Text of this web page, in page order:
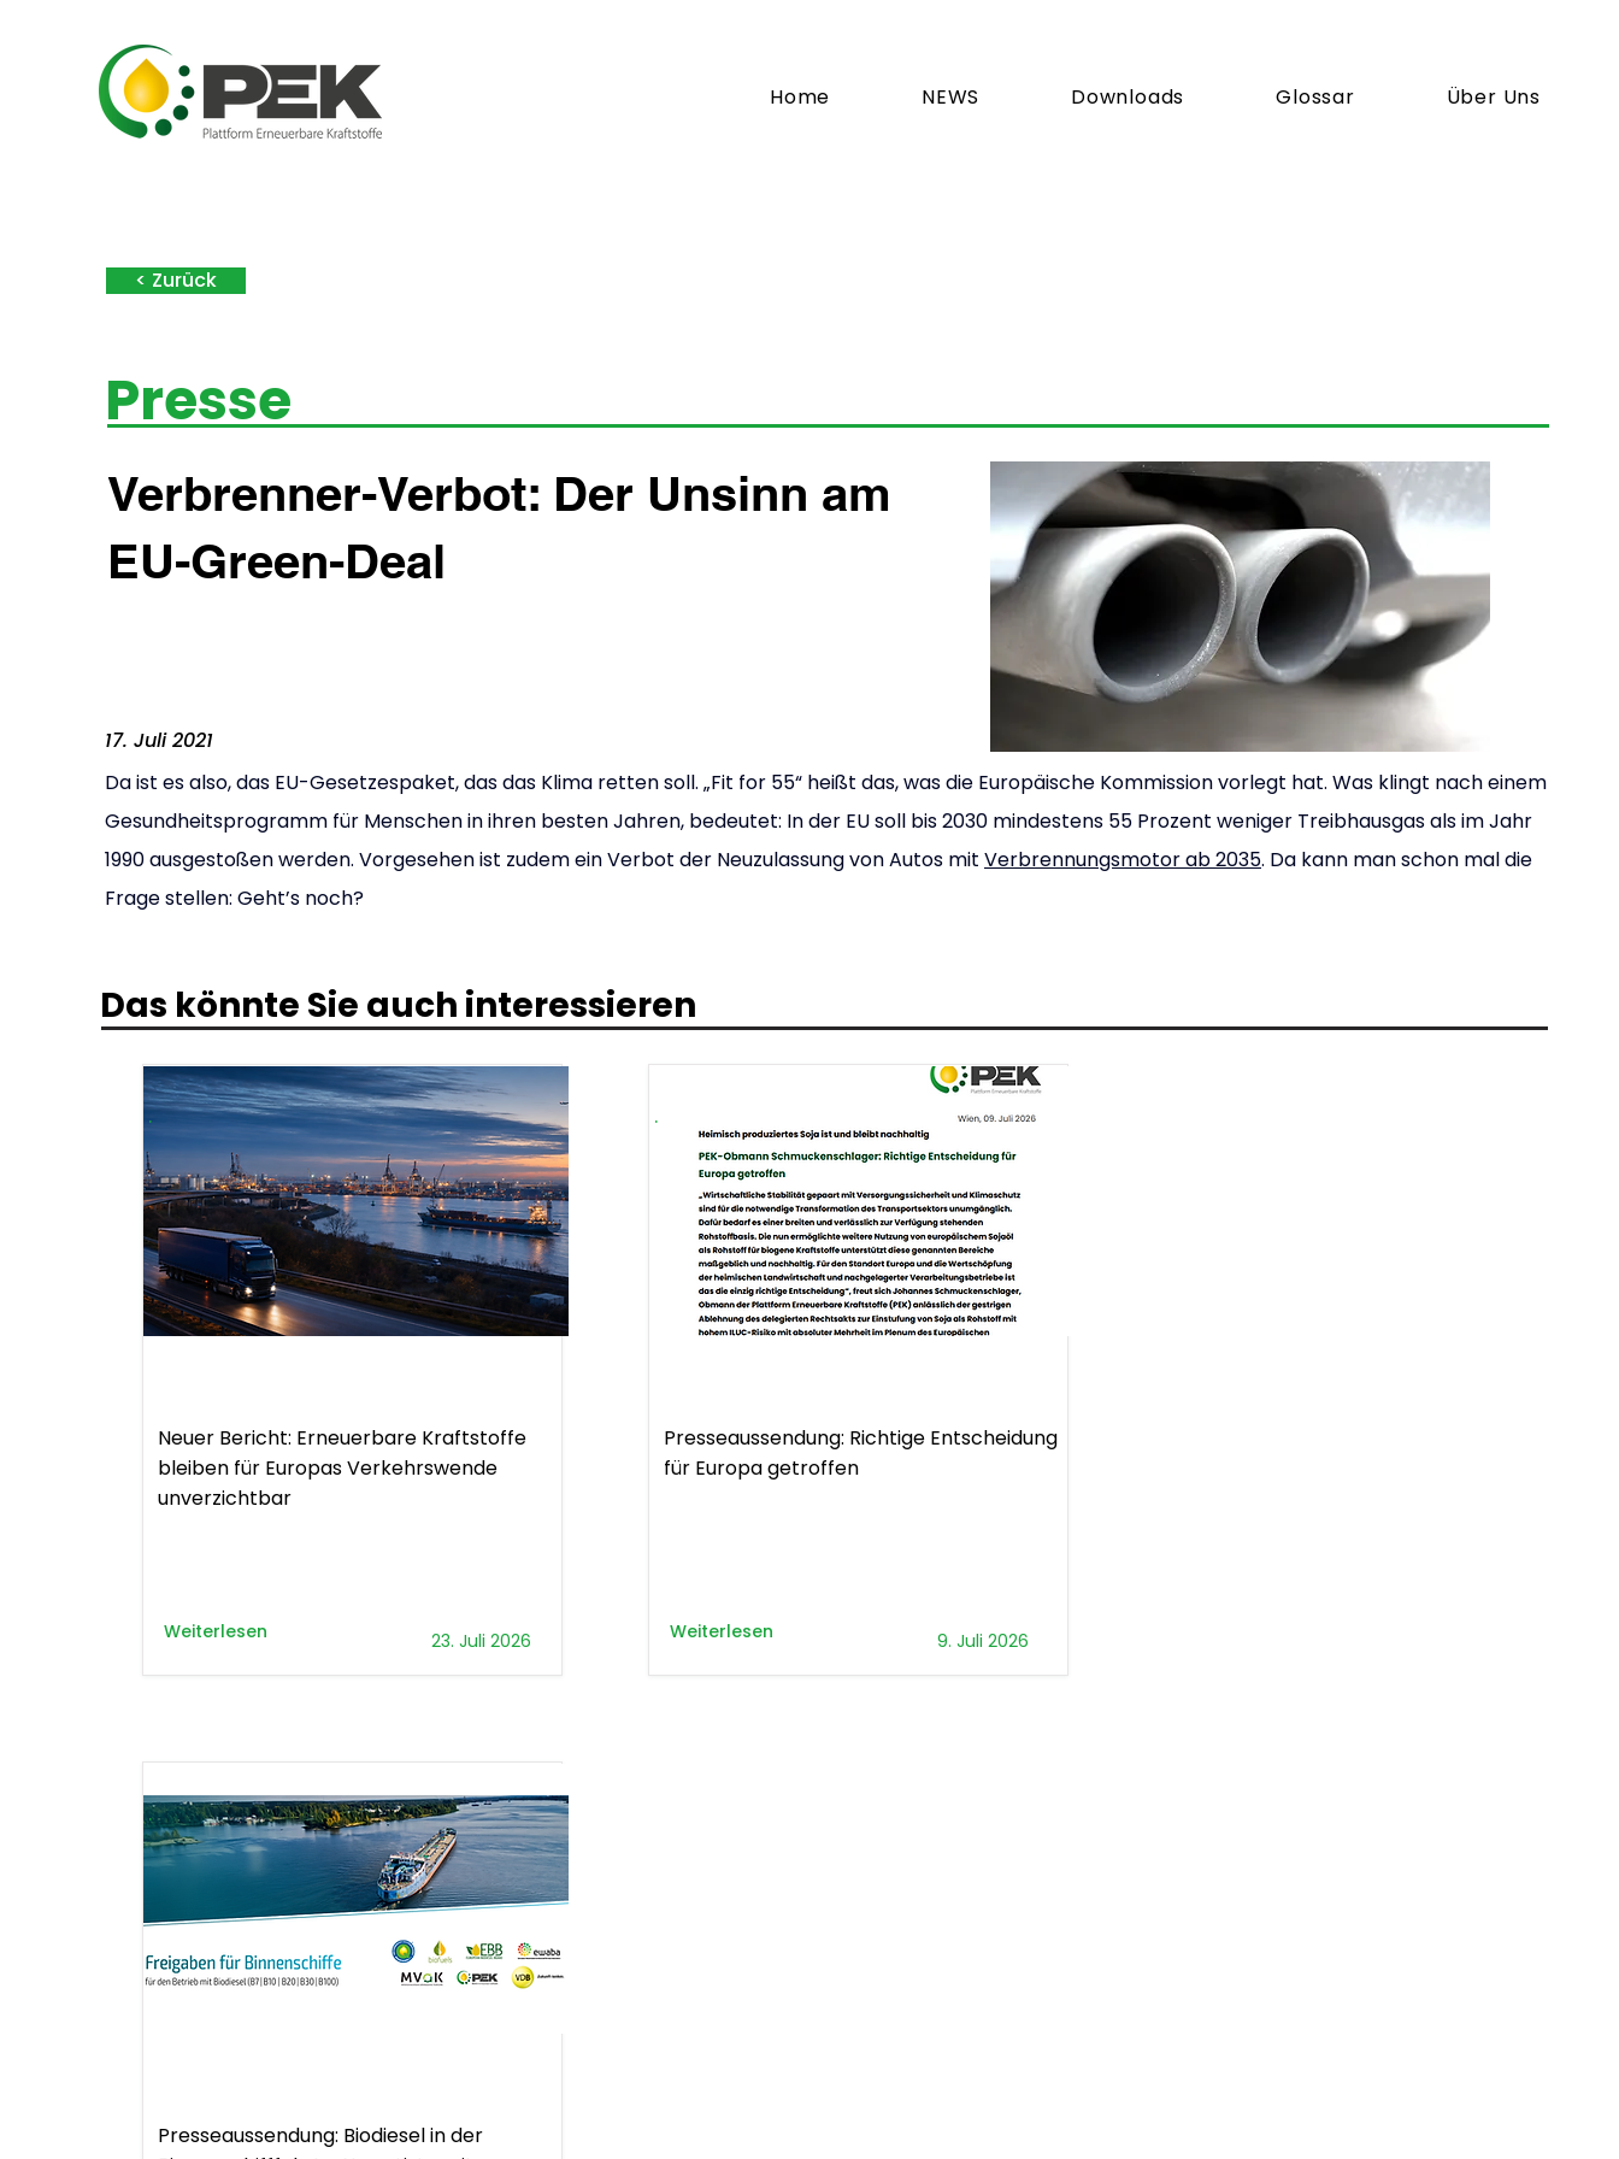
Home NEWS Downloads Glossar Über Uns
< Zurück
Presse
17. Juli 2021
Verbrenner-Verbot: Der Unsinn am
EU-Green-Deal
Da ist es also, das EU-Gesetzespaket, das das Klima retten soll. „Fit for 55“ heißt das, was die Europäische Kommission vorlegt hat. Was klingt nach einem
Gesundheitsprogramm für Menschen in ihren besten Jahren, bedeutet: In der EU soll bis 2030 mindestens 55 Prozent weniger Treibhausgas als im Jahr
1990 ausgestoßen werden. Vorgesehen ist zudem ein Verbot der Neuzulassung von Autos mit Verbrennungsmotor ab 2035. Da kann man schon mal die
Frage stellen: Geht’s noch?
Das könnte Sie auch interessieren
Neuer Bericht: Erneuerbare Kraftstoffe
bleiben für Europas Verkehrswende
unverzichtbar
Weiterlesen 23. Juli 2026
.
Presseaussendung: Richtige Entscheidung
für Europa getroffen
Weiterlesen 9. Juli 2026
.
Presseaussendung: Biodiesel in der
.